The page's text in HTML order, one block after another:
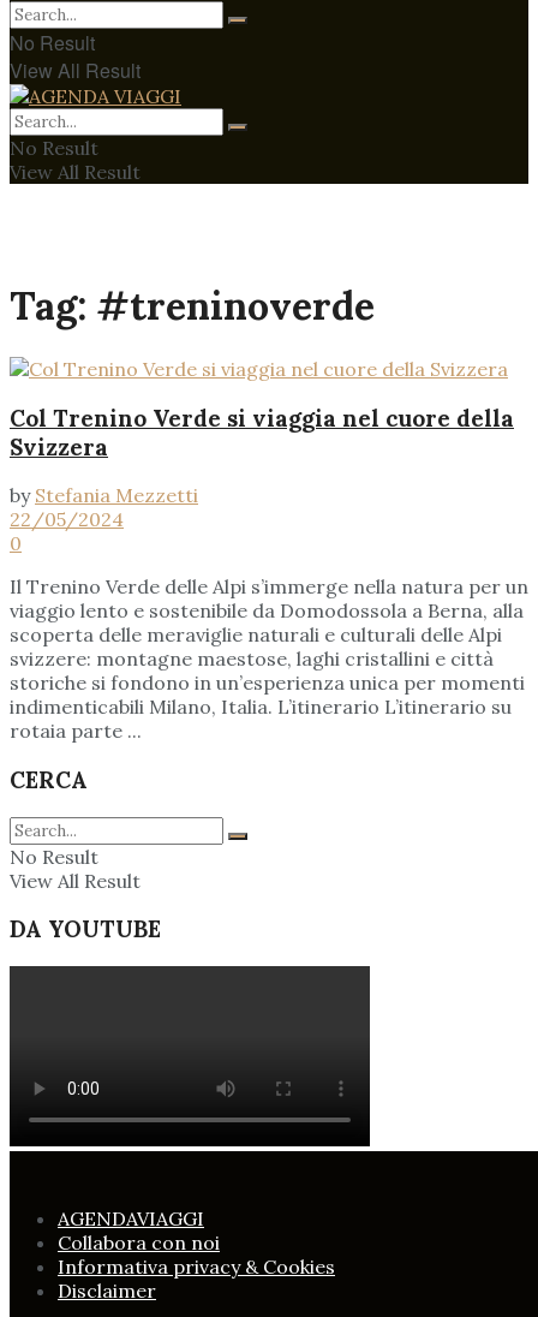
No Result
View All Result
No Result
View All Result
Tag: #treninoverde
Col Trenino Verde si viaggia nel cuore della
Svizzera
by Stefania Mezzetti
22/05/2024
0
Il Trenino Verde delle Alpi s’immerge nella natura per un
viaggio lento e sostenibile da Domodossola a Berna, alla
scoperta delle meraviglie naturali e culturali delle Alpi
svizzere: montagne maestose, laghi cristallini e città
storiche si fondono in un’esperienza unica per momenti
indimenticabili Milano, Italia. L’itinerario L’itinerario su
rotaia parte ...
CERCA
No Result
View All Result
DA YOUTUBE
AGENDAVIAGGI
Collabora con noi
Informativa privacy & Cookies
Disclaimer